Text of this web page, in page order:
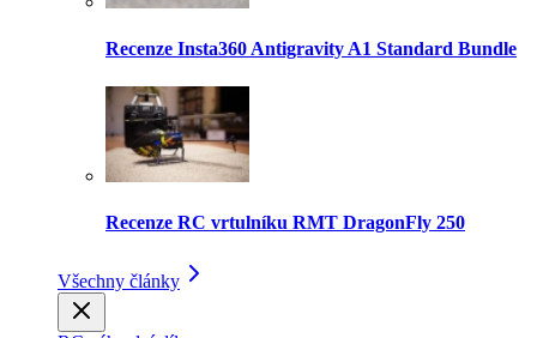
Recenze Insta360 Antigravity A1 Standard Bundle
Recenze RC vrtulníku RMT DragonFly 250
Všechny články